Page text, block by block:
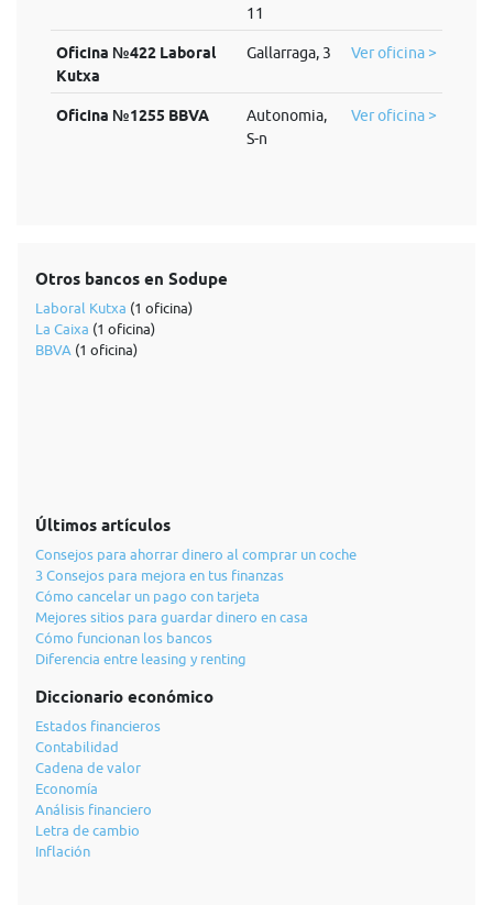
11
Oficina №422 Laboral
Kutxa
Gallarraga, 3 Ver oficina >
Oficina №1255 BBVA
Autonomia,
S-n
Ver oficina >
Otros bancos en Sodupe
Laboral Kutxa (1 oficina)
La Caixa (1 oficina)
BBVA (1 oficina)
Últimos artículos
Consejos para ahorrar dinero al comprar un coche
3 Consejos para mejora en tus finanzas
Cómo cancelar un pago con tarjeta
Mejores sitios para guardar dinero en casa
Cómo funcionan los bancos
Diferencia entre leasing y renting
Diccionario económico
Estados financieros
Contabilidad
Cadena de valor
Economía
Análisis financiero
Letra de cambio
Inflación